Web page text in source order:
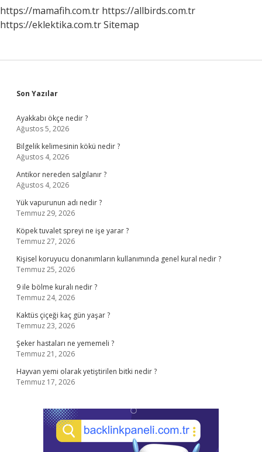
https://mamafih.com.tr https://allbirds.com.tr
https://eklektika.com.trSitemap
Sidebar
Son Yazılar
Ayakkabı ökçe nedir ?
Ağustos 5, 2026
Bilgelik kelimesinin kökü nedir ?
Ağustos 4, 2026
Antikor nereden salgılanır ?
Ağustos 4, 2026
Yük vapurunun adı nedir ?
Temmuz 29, 2026
Köpek tuvalet spreyi ne işe yarar ?
Temmuz 27, 2026
Kişisel koruyucu donanımların kullanımında genel kural nedir ?
Temmuz 25, 2026
9 ile bölme kuralı nedir ?
Temmuz 24, 2026
Kaktüs çiçeği kaç gün yaşar ?
Temmuz 23, 2026
Şeker hastaları ne yememeli ?
Temmuz 21, 2026
Hayvan yemi olarak yetiştirilen bitki nedir ?
Temmuz 17, 2026